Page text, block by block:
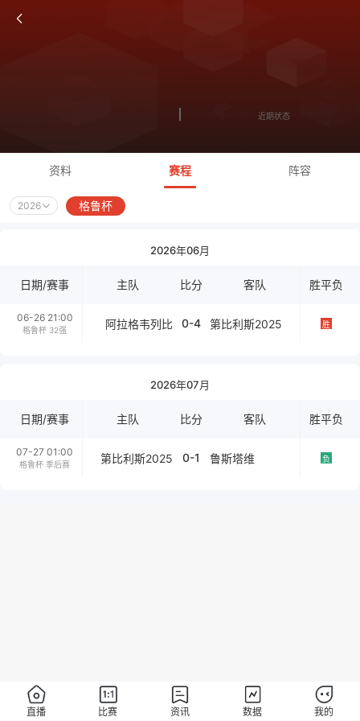
近期状态
资料 赛程 阵容
2026 格鲁杯
2026年06月
日期/赛事 主队 比分 客队 胜平负
06-26 21:00
格鲁杯 32强 阿拉格韦列比 0-4 第比利斯2025 胜
2026年07月
日期/赛事 主队 比分 客队 胜平负
07-27 01:00
格鲁杯 季后赛 第比利斯2025 0-1 鲁斯塔维 负
直播 比赛 资讯 数据 我的